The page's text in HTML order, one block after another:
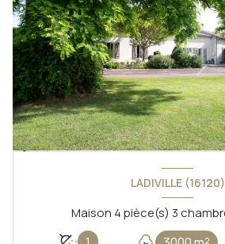
LADIVILLE (16120)